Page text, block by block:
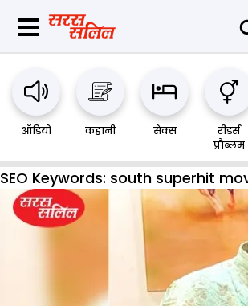
ऑडियो कहानी सेक्स
रीडर्स
प्रौब्लम
SEO Keywords: south superhit